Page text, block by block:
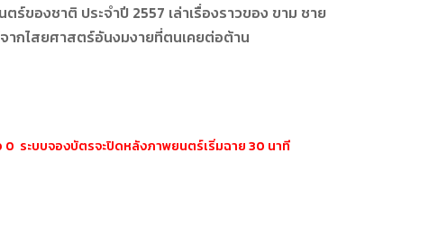
ร์ของชาติ ประจำปี 2557 เล่าเรื่องราวของ ขาม ชาย
ากไสยศาสตร์อันงมงายที่ตนเคยต่อต้าน
ระบบจองบัตรจะปิดหลังภาพยนตร์เริ่มฉาย 30 นาที